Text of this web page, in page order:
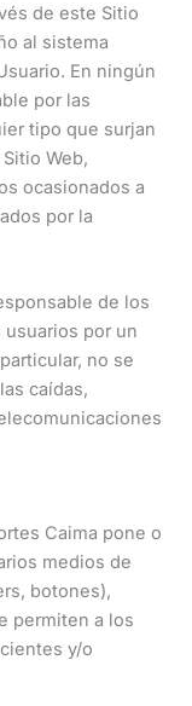
de este Sitio
al sistema
En ningún
por las
tipo que surjan
Web,
ocasionados a
por la
de los
por un
no se
caídas,
Caima pone o
medios de
botones),
permiten a los
y/o